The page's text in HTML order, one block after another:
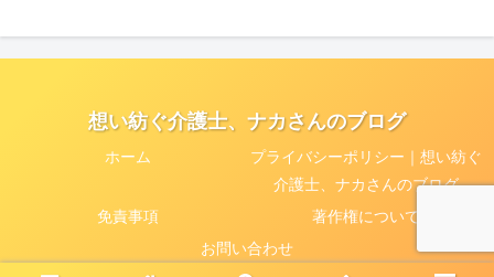
想い紡ぐ介護士、ナカさんのブログ
ホーム
プライバシーポリシー｜想い紡ぐ
介護士、ナカさんのブログ
免責事項
著作権について
お問い合わせ